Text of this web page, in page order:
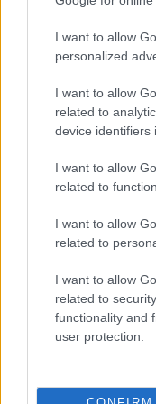
I want to allow
personalized
I want to allow
related to
device identifiers
I want to allow
related to
I want to allow
related to
I want to allow
related to
functionality and
user protection.